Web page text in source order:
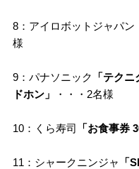
8：アイロボットジャパン
様
9：パナソニック
「テク
ドホン」
・・・2名様
10：くら寿司 「お食事券
11：シャークニンジャ
「